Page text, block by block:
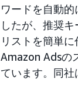
ワードを自動
したが、推奨
リストを簡単
Amazon Adsの
ています。同社